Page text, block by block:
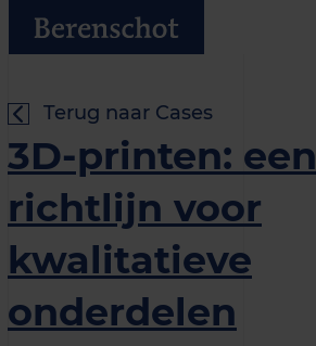
Terug naar Cases
3D-printen: een
richtlijn voor
kwalitatieve
onderdelen